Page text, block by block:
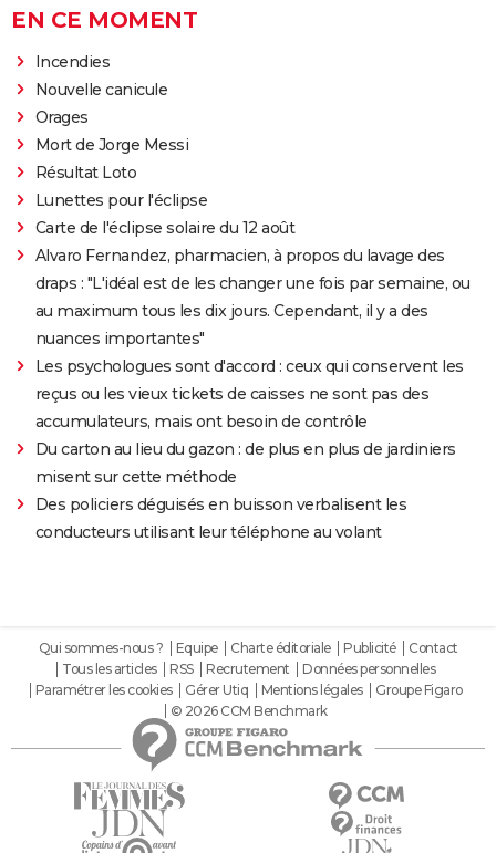
EN CE MOMENT
Incendies
Nouvelle canicule
Orages
Mort de Jorge Messi
Résultat Loto
Lunettes pour l'éclipse
Carte de l'éclipse solaire du 12 août
Alvaro Fernandez, pharmacien, à propos du lavage des
draps : "L'idéal est de les changer une fois par semaine, ou
au maximum tous les dix jours. Cependant, il y a des
nuances importantes"
Les psychologues sont d'accord : ceux qui conservent les
reçus ou les vieux tickets de caisses ne sont pas des
accumulateurs, mais ont besoin de contrôle
Du carton au lieu du gazon : de plus en plus de jardiniers
misent sur cette méthode
Des policiers déguisés en buisson verbalisent les
conducteurs utilisant leur téléphone au volant
Qui sommes-nous ? Equipe Charte éditoriale Publicité
Contact
Tous les articles
RSS Recrutement
Données personnelles
Paramétrer les cookies
Gérer Utiq Mentions légales
Groupe Figaro
© 2026 CCM Benchmark